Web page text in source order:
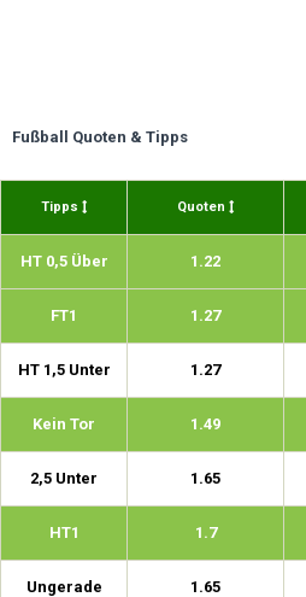
Fußball Quoten & Tipps
Tipps Quoten
HT 0,5 Über 1.22
FT1 1.27
HT 1,5 Unter 1.27
Kein Tor 1.49
2,5 Unter 1.65
HT1 1.7
Ungerade 1.65